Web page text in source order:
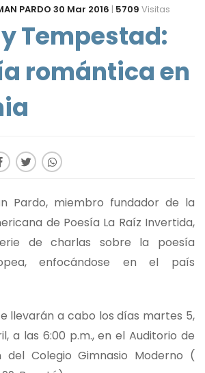
PARDO 30 Mar 2016 | 5709 Visitas
Tempestad:
romántica en
Pardo, miembro fundador de la
de Poesía La Raíz Invertida,
de charlas sobre la poesía
enfocándose en el país
llevarán a cabo los días martes 5,
a las 6:00 p.m., en el Auditorio de
del Colegio Gimnasio Moderno (